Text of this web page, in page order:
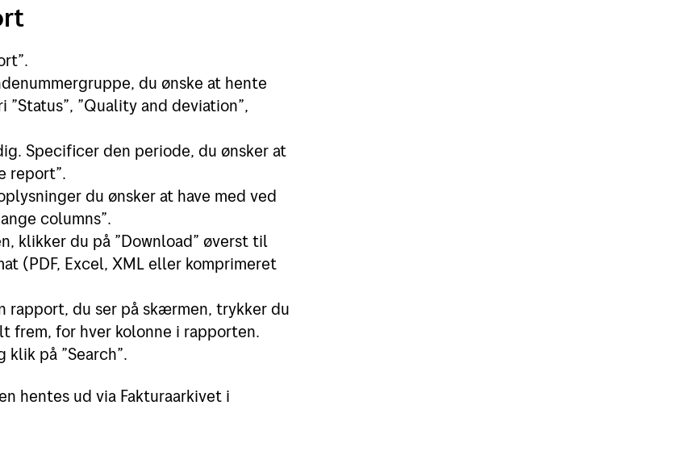
du ønske at hente
”Quality and deviation”,
Specificer den periode, du ønsker at
report”.
du ønsker at have med ved
columns”.
klikker du på ”Download” øverst til
(PDF, Excel, XML eller komprimeret
rapport, du ser på skærmen, trykker du
frem, for hver kolonne i rapporten.
på ”Search”.
hentes ud via Fakturaarkivet i